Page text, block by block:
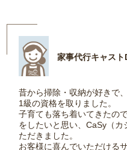
家事代行キャス
昔から掃除・収納が好きで
1級の資格を取りました。
子育ても落ち着いてきたの
をしたいと思い、CaSy（
ただきました。
お客様に喜んでいただける